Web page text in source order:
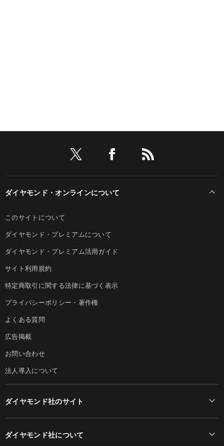
ダイヤモンド・オンラインについて
このサイトについて
ダイヤモンド・プレミアムについて
ダイヤモンド・プレミアム活用ガイド
サイト利用規約
特定商取引に関する法律に基づく表示
プライバシーポリシー・著作権
よくある質問
広告掲載
お問い合わせ
法人導入について
ダイヤモンド社のサイト
ダイヤモンド社について